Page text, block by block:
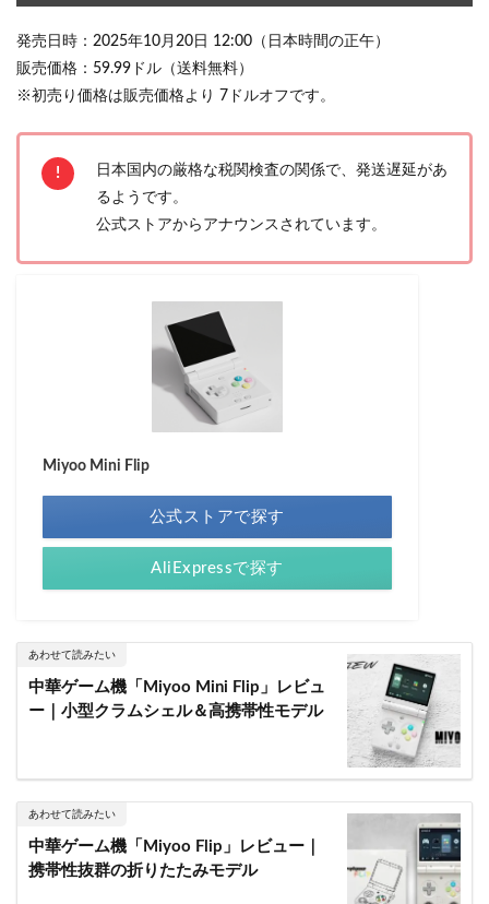
発売日時：2025年10月20日 12:00（日本時間の正午）
販売価格：59.99ドル（送料無料）
※初売り価格は販売価格より 7ドルオフです。
日本国内の厳格な税関検査の関係で、発送遅延があ
るようです。
公式ストアからアナウンスされています。
Miyoo Mini Flip
公式ストアで探す
AliExpressで探す
あわせて読みたい
中華ゲーム機「Miyoo Mini Flip」レビュ
ー｜小型クラムシェル＆高携帯性モデル
あわせて読みたい
中華ゲーム機「Miyoo Flip」レビュー｜
携帯性抜群の折りたたみモデル